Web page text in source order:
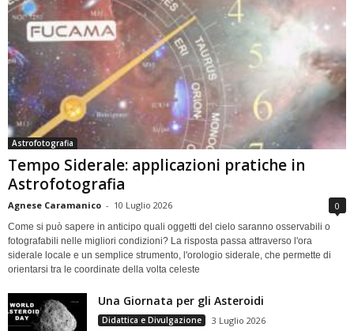
Astrofotografia
Tempo Siderale: applicazioni pratiche in
Astrofotografia
Agnese Caramanico - 10 Luglio 2026 0
Come si può sapere in anticipo quali oggetti del cielo saranno osservabili o
fotografabili nelle migliori condizioni? La risposta passa attraverso l'ora
siderale locale e un semplice strumento, l'orologio siderale, che permette di
orientarsi tra le coordinate della volta celeste
Una Giornata per gli Asteroidi
Didattica e Divulgazione 3 Luglio 2026